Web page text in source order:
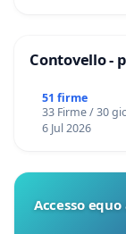
Contovello -
51 firme
33 Firme / 30
6 Jul 2026
Accesso